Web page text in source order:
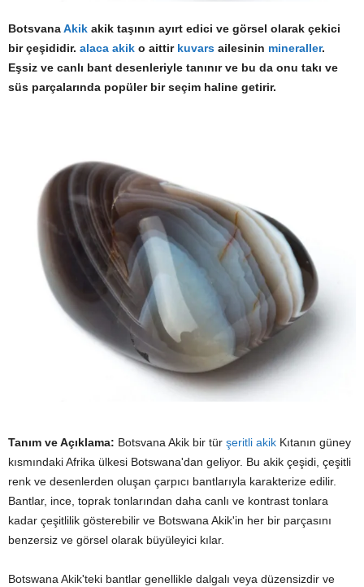
BotsvanaAkik akik taşının ayırt edici ve görsel olarak çekici
bir çeşididir. alaca akik o aittir kuvars ailesinin mineraller.
Eşsiz ve canlı bant desenleriyle tanınır ve bu da onu takı ve
süs parçalarında popüler bir seçim haline getirir.
Tanım ve Açıklama: Botsvana Akik bir tür şeritli akik Kıtanın güney
kısmındaki Afrika ülkesi Botswana'dan geliyor. Bu akik çeşidi, çeşitli
renk ve desenlerden oluşan çarpıcı bantlarıyla karakterize edilir.
Bantlar, ince, toprak tonlarından daha canlı ve kontrast tonlara
kadar çeşitlilik gösterebilir ve Botswana Akik'in her bir parçasını
benzersiz ve görsel olarak büyüleyici kılar.
Botswana Akik'teki bantlar genellikle dalgalı veya düzensizdir ve